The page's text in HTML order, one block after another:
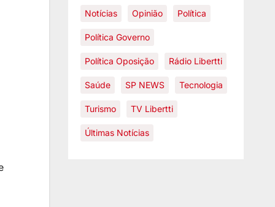
Notícias Opinião Política
Política Governo
Política Oposição Rádio Libertti
Saúde SP NEWS Tecnologia
Turismo TV Libertti
Últimas Notícias